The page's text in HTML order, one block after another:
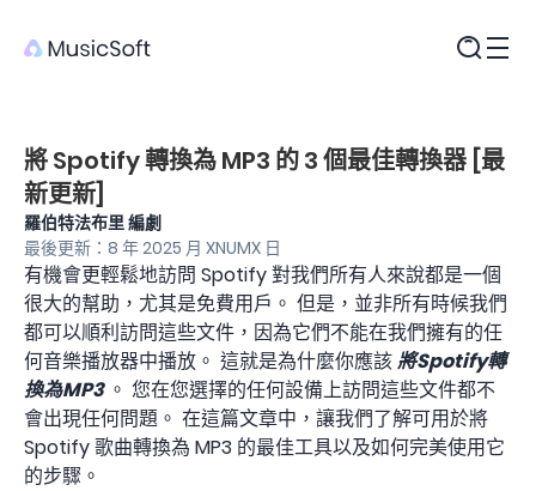
將 Spotify 轉換為 MP3 的 3 個最佳轉換器 [最
新更新]
羅伯特法布里 編劇
最後更新：8 年 2025 月 XNUMX 日
有機會更輕鬆地訪問 Spotify 對我們所有人來說都是一個
很大的幫助，尤其是免費用戶。 但是，並非所有時候我們
都可以順利訪問這些文件，因為它們不能在我們擁有的任
何音樂播放器中播放。 這就是為什麼你應該將Spotify轉
換為MP3 。 您在您選擇的任何設備上訪問這些文件都不
會出現任何問題。 在這篇文章中，讓我們了解可用於將
Spotify 歌曲轉換為 MP3 的最佳工具以及如何完美使用它
的步驟。